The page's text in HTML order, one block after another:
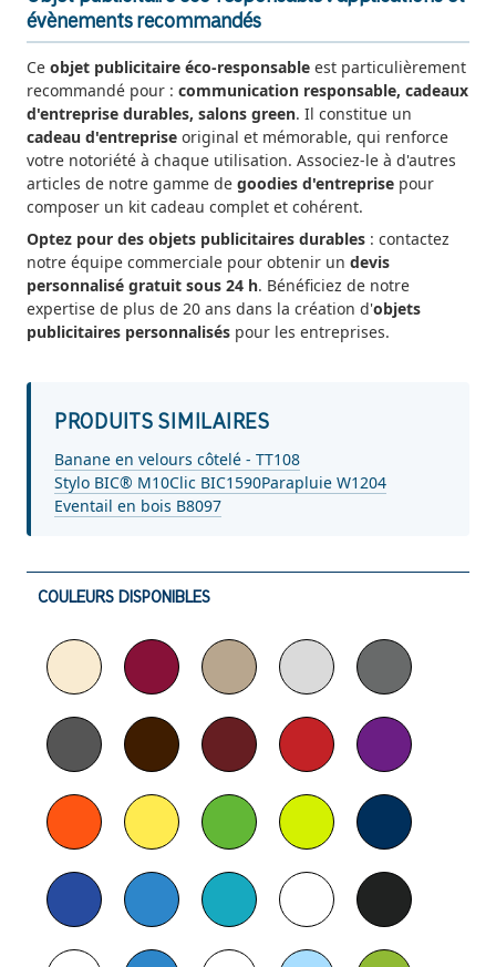
évènements recommandés
Ce objet publicitaire éco-responsable est particulièrement
recommandé pour : communication responsable, cadeaux
d'entreprise durables, salons green. Il constitue un
cadeau d'entreprise original et mémorable, qui renforce
votre notoriété à chaque utilisation. Associez-le à d'autres
articles de notre gamme de goodies d'entreprise pour
composer un kit cadeau complet et cohérent.
Optez pour des objets publicitaires durables : contactez
notre équipe commerciale pour obtenir un devis
personnalisé gratuit sous 24 h. Bénéficiez de notre
expertise de plus de 20 ans dans la création d'objets
publicitaires personnalisés pour les entreprises.
PRODUITS SIMILAIRES
Banane en velours côtelé - TT108
Stylo BIC® M10Clic BIC1590Parapluie W1204
Eventail en bois B8097
COULEURS DISPONIBLES